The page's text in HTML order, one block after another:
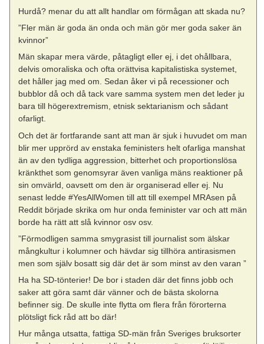
Hurdå? menar du att allt handlar om förmågan att skada nu?
”Fler män är goda än onda och män gör mer goda saker än
kvinnor”
Män skapar mera värde, påtagligt eller ej, i det ohållbara,
delvis omoraliska och ofta orättvisa kapitalistiska systemet,
det håller jag med om. Sedan åker vi på recessioner och
bubblor då och då tack vare samma system men det leder ju
bara till högerextremism, etnisk sektarianism och sådant
ofarligt.
Och det är fortfarande sant att man är sjuk i huvudet om man
blir mer upprörd av enstaka feministers helt ofarliga manshat
än av den tydliga aggression, bitterhet och proportionslösa
kränkthet som genomsyrar även vanliga mäns reaktioner på
sin omvärld, oavsett om den är organiserad eller ej. Nu
senast ledde #YesAllWomen till att till exempel MRAsen på
Reddit började skrika om hur onda feminister var och att män
borde ha rätt att slå kvinnor osv osv.
”Förmodligen samma smygrasist till journalist som älskar
mångkultur i kolumner och hävdar sig tillhöra antirasismen
men som själv bosatt sig där det är som minst av den varan ”
Ha ha SD-tönterier! De bor i staden där det finns jobb och
saker att göra samt där vänner och de bästa skolorna
befinner sig. De skulle inte flytta om flera från förorterna
plötsligt fick råd att bo där!
Hur många utsatta, fattiga SD-män från Sveriges bruksorter